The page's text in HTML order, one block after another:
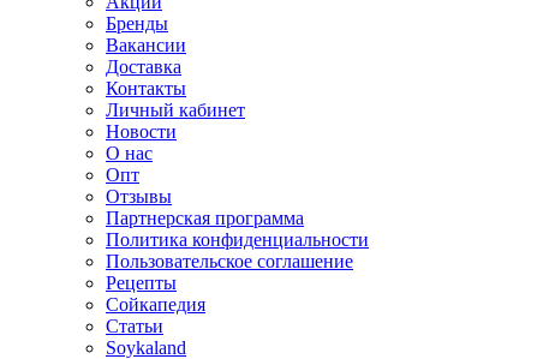
Бренды
Вакансии
Доставка
Контакты
Личный кабинет
Новости
О нас
Опт
Отзывы
Партнерская программа
Политика конфиденциальности
Пользовательское соглашение
Рецепты
Сойкапедия
Статьи
Soykaland